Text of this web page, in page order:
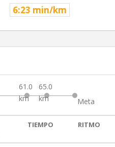
6:23 min/km
61.0
km
65.0
km
Meta
TIEMPO RITMO